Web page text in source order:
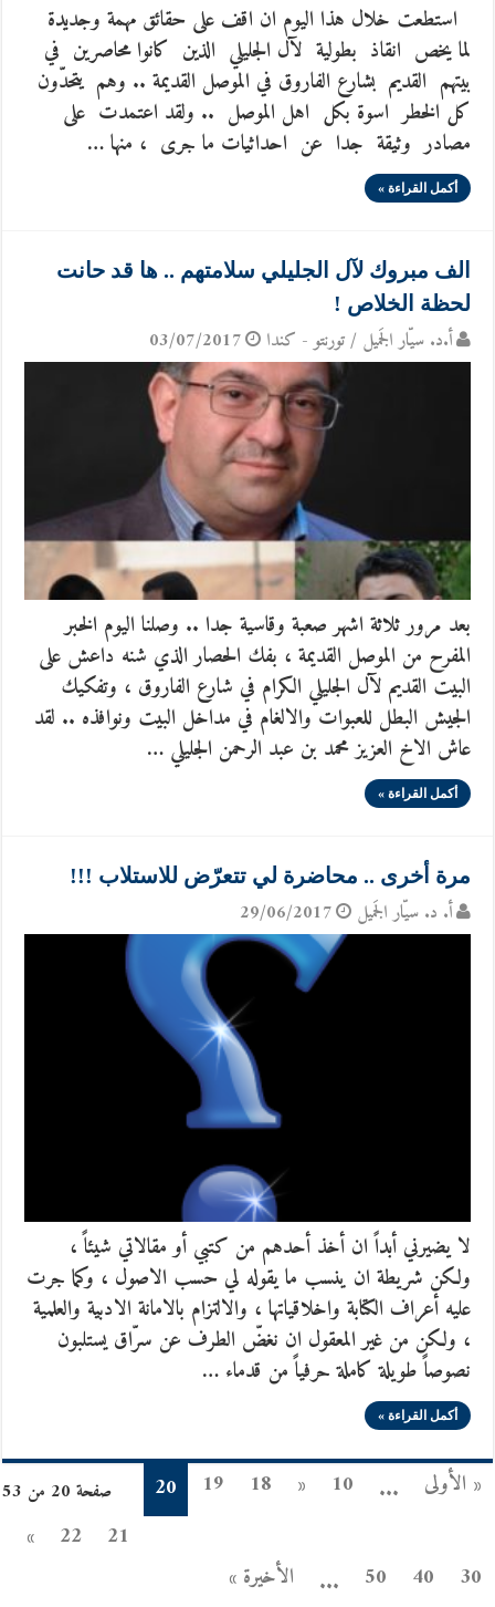
استطعت خلال هذا اليوم ان اقف على حقائق مهمة وجديدة
لما يخص انقاذ بطولية لآل الجليلي الذين كانوا محاصرين في
بيتهم القديم بشارع الفاروق في الموصل القديمة .. وهم يتحدّون
كل الخطر اسوة بكل اهل الموصل .. ولقد اعتمدت على
مصادر وثيقة جدا عن احداثيات ما جرى ، منها …
أكمل القراءة »
الف مبروك لآل الجليلي سلامتهم .. ها قد حانت
لحظة الخلاص !
أ.د. سيّار الجَميل / تورنتو - كندا 03/07/2017
بعد مرور ثلاثة اشهر صعبة وقاسية جدا .. وصلنا اليوم الخبر
المفرح من الموصل القديمة ، بفك الحصار الذي شنه داعش على
البيت القديم لآل الجليلي الكرام في شارع الفاروق ، وتفكيك
الجيش البطل للعبوات والالغام في مداخل البيت ونوافذه .. لقد
عاش الاخ العزيز محمد بن عبد الرحمن الجليلي …
أكمل القراءة »
مرة أخرى .. محاضرة لي تتعرّض للاستلاب !!!
أ. د. سيّار الجَميل 29/06/2017
لا يضيرني أبداً ان أخذ أحدهم من كتبي أو مقالاتي شيئاً ،
ولكن شريطة ان ينسب ما يقوله لي حسب الاصول ، وكما جرت
عليه أعراف الكتابة واخلاقياتها ، والالتزام بالامانة الادبية والعلمية
، ولكن من غير المعقول ان نغضّ الطرف عن سرّاق يستلبون
نصوصاً طويلة كاملة حرفياً من قدماء …
أكمل القراءة »
صفحة 20 من 53 « الأولى ...
10
«
18
19
20
21
22
»
30
40
50
... الأخيرة »